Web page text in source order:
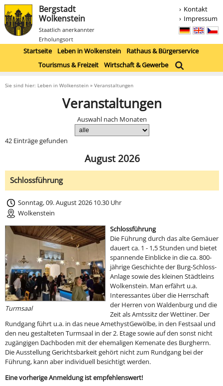
Bergstadt
Wolkenstein
Staatlich anerkannter
Erholungsort
Kontakt
Impressum
Startseite Leben in Wolkenstein
Rathaus & Bürgerservice
Tourismus & Freizeit
Wirtschaft & Gewerbe
Sie sind hier: Leben in Wolkenstein » Veranstaltungen
Veranstaltungen
Auswahl nach Monaten
42 Einträge gefunden
August 2026
Schlossführung
Sonntag, 09. August 2026 10.30 Uhr
Wolkenstein
Turmsaal
Schlossführung
Die Führung durch das alte Gemäuer
dauert ca. 1 - 1,5 Stunden und bietet
spannende Einblicke in die ca. 800-
jährige Geschichte der Burg-Schloss-
Anlage sowie des kleinen Städtleins
Wolkenstein. Man erfährt u.a.
Interessantes über die Herrschaft
der Herren von Waldenburg und die
Zeit als Amtssitz der Wettiner. Der
Rundgang führt u.a. in das neue AmethystGewölbe, in den Festsaal und
den neu gestalteten Turmsaal in der 2. Etage sowie auf den sonst nicht
zugängigen Dachboden mit der ehemaligen Kemenate des Burgherrn.
Die Ausstellung Gerichtsbarkeit gehört nicht zum Rundgang bei der
Führung, kann aber individuell besichtigt werden.
Eine vorherige Anmeldung ist empfehlenswert!